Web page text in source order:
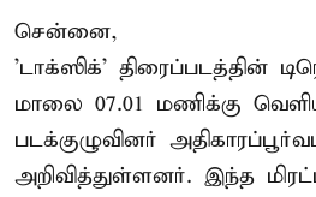
சென்னை,
'டாக்ஸிக்' திரைப்படத்தின்
மாலை 07.01 மணிக்கு
படக்குழுவினர்
அறிவித்துள்ளனர். இந்த